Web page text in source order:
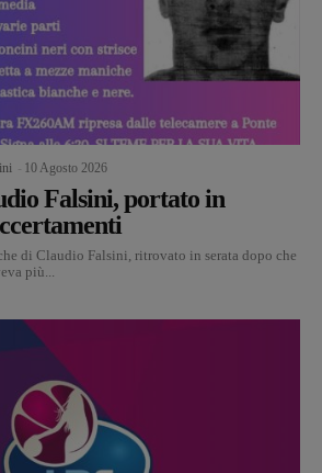
10 Agosto 2026
Falsini, portato in
di Claudio Falsini, ritrovato in serata dopo che
più...